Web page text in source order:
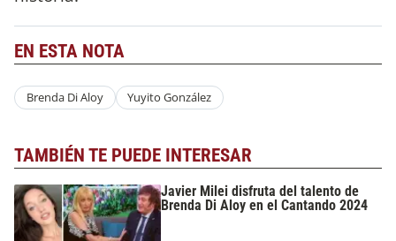
EN ESTA NOTA
Brenda Di Aloy Yuyito González
TAMBIÉN TE PUEDE INTERESAR
Javier Milei disfruta del talento de
Brenda Di Aloy en el Cantando 2024